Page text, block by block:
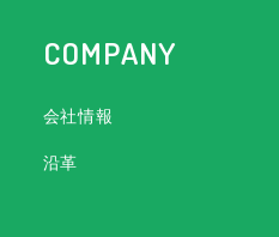
COMPANY
会社情報
沿革